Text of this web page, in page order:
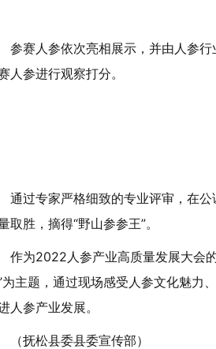
参赛人参依次亮相展示，并由人参
人参进行观察打分。
通过专家严格细致的专业评审，在公
取胜，摘得“野山参参王”。
作为2022人参产业高质量发展大会
为主题，通过现场感受人参文化魅力
人参产业发展。
（抚松县委县委宣传部）